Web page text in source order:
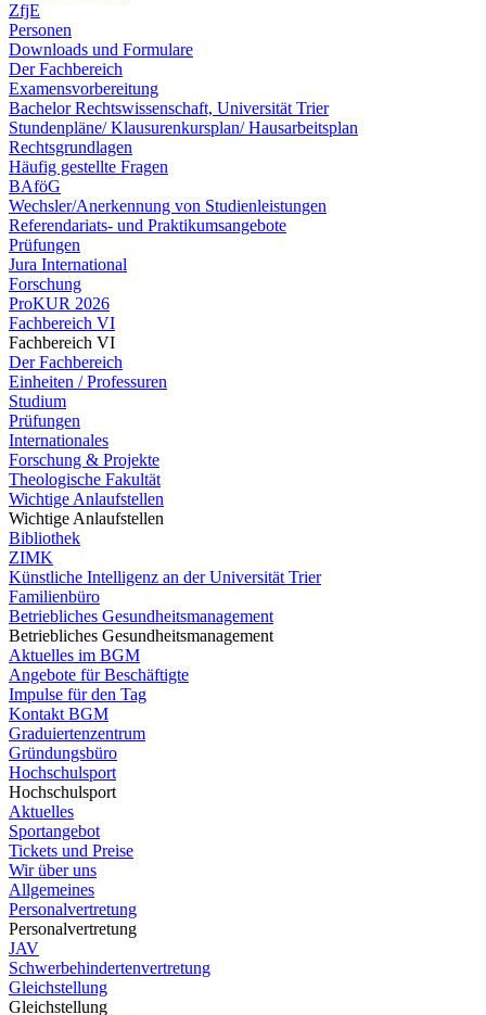
ZfjE
Personen
Downloads und Formulare
Der Fachbereich
Examensvorbereitung
Bachelor Rechtswissenschaft, Universität Trier
Stundenpläne/ Klausurenkursplan/ Hausarbeitsplan
Rechtsgrundlagen
Häufig gestellte Fragen
BAföG
Wechsler/Anerkennung von Studienleistungen
Referendariats- und Praktikumsangebote
Prüfungen
Jura International
Forschung
ProKUR 2026
Fachbereich VI
Fachbereich VI
Der Fachbereich
Einheiten / Professuren
Studium
Prüfungen
Internationales
Forschung & Projekte
Theologische Fakultät
Wichtige Anlaufstellen
Wichtige Anlaufstellen
Bibliothek
ZIMK
Künstliche Intelligenz an der Universität Trier
Familienbüro
Betriebliches Gesundheitsmanagement
Betriebliches Gesundheitsmanagement
Aktuelles im BGM
Angebote für Beschäftigte
Impulse für den Tag
Kontakt BGM
Graduiertenzentrum
Gründungsbüro
Hochschulsport
Hochschulsport
Aktuelles
Sportangebot
Tickets und Preise
Wir über uns
Allgemeines
Personalvertretung
Personalvertretung
JAV
Schwerbehindertenvertretung
Gleichstellung
Gleichstellung